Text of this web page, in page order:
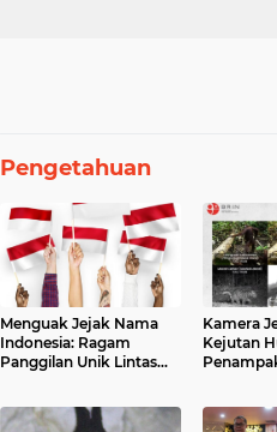
Pengetahuan
Menguak Jejak Nama
Indonesia: Ragam
Panggilan Unik Lintas
Kamera
Kejutan